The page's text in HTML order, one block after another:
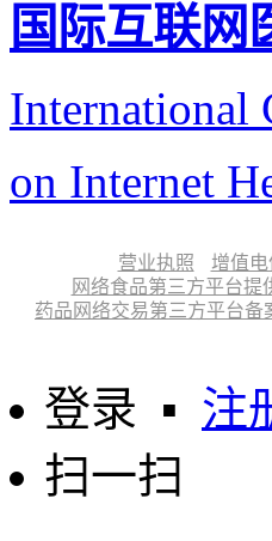
国际互联网
International
on Internet
营业执照 增值
网络食品第三方平台提
药品网络交易第三方平台备
登录 ▪ 注
扫一扫